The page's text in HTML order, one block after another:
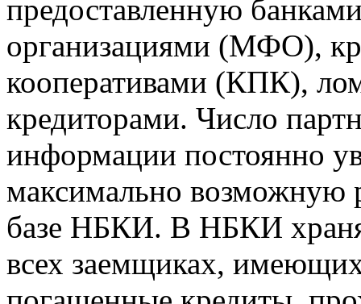
предоставленную
организациями (МФО),
кооперативами (КПК),
кредиторами. Число
информации постоянно
максимально возможную
базе НБКИ. В НБКИ
всех заемщиках,